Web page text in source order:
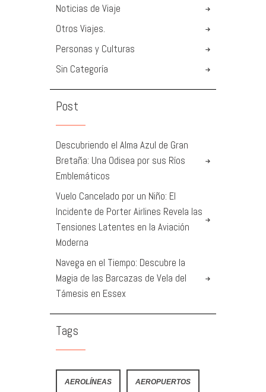
Noticias de Viaje
Otros Viajes.
Personas y Culturas
Sin Categoría
Post
Descubriendo el Alma Azul de Gran
Bretaña: Una Odisea por sus Ríos
Emblemáticos
Vuelo Cancelado por un Niño: El
Incidente de Porter Airlines Revela las
Tensiones Latentes en la Aviación
Moderna
Navega en el Tiempo: Descubre la
Magia de las Barcazas de Vela del
Támesis en Essex
Tags
AEROLÍNEAS AEROPUERTOS